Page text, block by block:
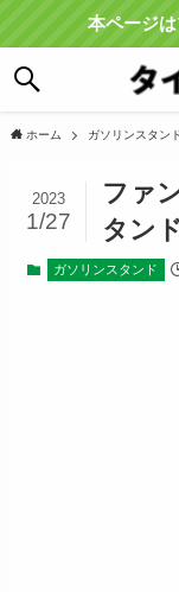
本ページ
ホーム ガソリンスタン
ファ
タン
2023
1/27
ガソリンスタンド